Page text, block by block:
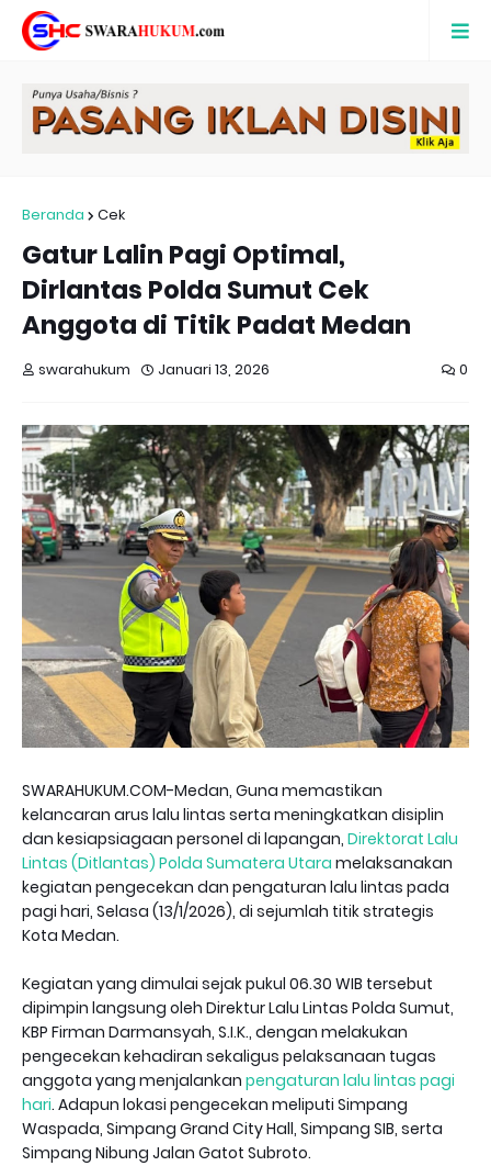
Beranda Cek
Gatur Lalin Pagi Optimal,
Dirlantas Polda Sumut Cek
Anggota di Titik Padat Medan
swarahukum Januari 13, 2026 0
SWARAHUKUM.COM-Medan, Guna memastikan
kelancaran arus lalu lintas serta meningkatkan disiplin
dan kesiapsiagaan personel di lapangan, Direktorat Lalu
Lintas (Ditlantas) Polda Sumatera Utara melaksanakan
kegiatan pengecekan dan pengaturan lalu lintas pada
pagi hari, Selasa (13/1/2026), di sejumlah titik strategis
Kota Medan.
Kegiatan yang dimulai sejak pukul 06.30 WIB tersebut
dipimpin langsung oleh Direktur Lalu Lintas Polda Sumut,
KBP Firman Darmansyah, S.I.K., dengan melakukan
pengecekan kehadiran sekaligus pelaksanaan tugas
anggota yang menjalankan pengaturan lalu lintas pagi
hari. Adapun lokasi pengecekan meliputi Simpang
Waspada, Simpang Grand City Hall, Simpang SIB, serta
Simpang Nibung Jalan Gatot Subroto.